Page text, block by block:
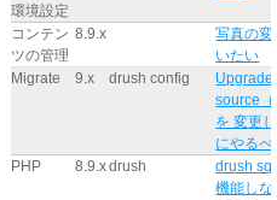
環境設定
コンテン
ツの管理
8.9.x
写真の
いたい
Migrate
9.x drush config
Upgrade
source
を 変更
にやる
PHP
8.9.xdrush
drush
機能し